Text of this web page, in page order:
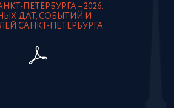
ПЕТЕРБУРГА – 2026.
ДАТ, СОБЫТИЙ И
САНКТ-ПЕТЕРБУРГА